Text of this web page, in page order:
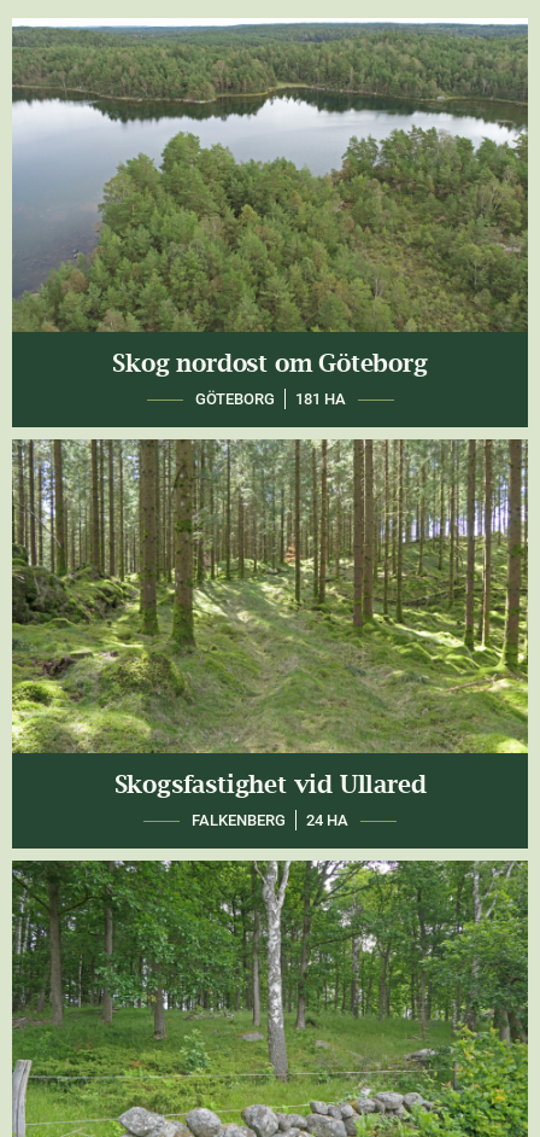
Skog nordost om Göteborg
GÖTEBORG 181 HA
Skogsfastighet vid Ullared
FALKENBERG 24 HA